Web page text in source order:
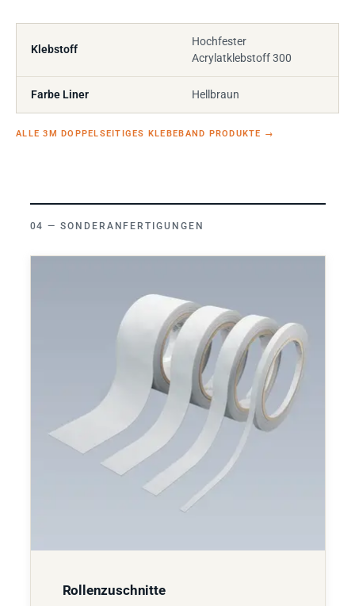
Klebstoff
Hochfester
Acrylatklebstoff 300
Farbe Liner Hellbraun
ALLE 3M DOPPELSEITIGES KLEBEBAND PRODUKTE →
SONDERANFERTIGUNGEN
Rollenzuschnitte